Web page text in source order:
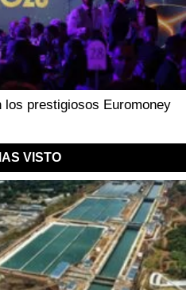
los prestigiosos Euromoney
VISTO